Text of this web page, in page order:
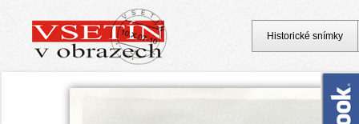
Historické snímky